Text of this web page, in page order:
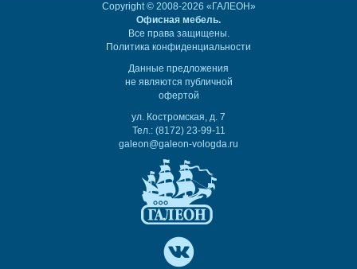
Copyright © 2008-2026 «ГАЛЕОН»
Офисная мебель.
Все права защищены.
Политика конфиденциальности
Данные предложения
не являются публичной
офертой
ул. Костромская, д. 7
Тел.: (8172) 23-99-11
galeon@galeon-vologda.ru